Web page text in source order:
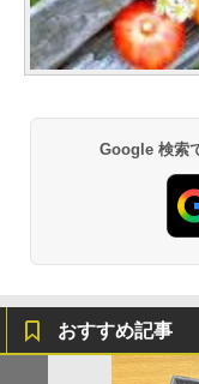
Google 検索
おすすめ記事